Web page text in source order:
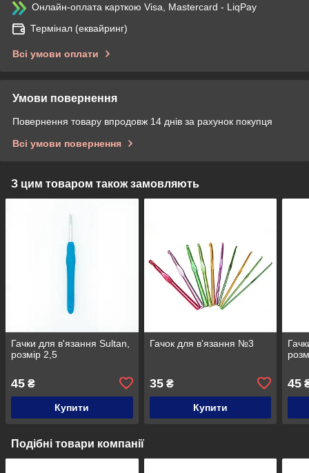
Онлайн-оплата карткою Visa, Mastercard - LiqPay
Термінал (еквайринг)
Всі умови оплати
Умови повернення
Повернення товару впродовж 14 днів за рахунок покупця
Всі умови повернення
З цим товаром також замовляють
Гачки для в'язання Sultan,
розмір 2,5
45 ₴
Купити
Гачок для в'язання №3
35₴
Купити
45
Подібні товари компанії